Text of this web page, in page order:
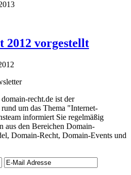
2012 vorgestellt
recht.de ist der
um das Thema "Internet-
informiert Sie regelmäßig
aus den Bereichen Domain-
Domain-Recht, Domain-Events und